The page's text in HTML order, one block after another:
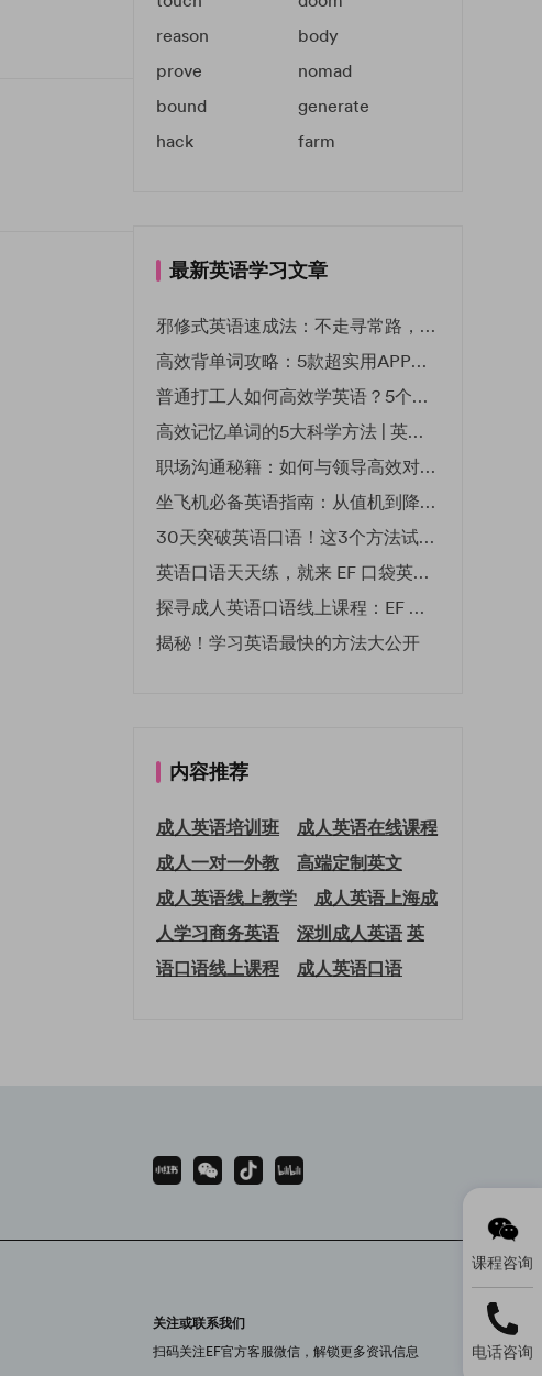
reason
body
prove
nomad
bound
generate
hack
farm
最新英语学习文章
邪修式英语速成法：不走寻常路，英语战力狂飙！
高效背单词攻略：5款超实用APP推荐 | EF英孚教育
普通打工人如何高效学英语？5个实用技巧助你突破职场瓶颈
高效记忆单词的5大科学方法 | 英语学习必备技巧
职场沟通秘籍：如何与领导高效对话 | EF英孚职场指南
坐飞机必备英语指南：从值机到降落的全流程表达
30天突破英语口语！这3个方法试过的人都说有效
英语口语天天练，就来 EF 口袋英语微信小程序
探寻成人英语口语线上课程：EF 英孚教育凭什么领航
揭秘！学习英语最快的方法大公开
内容推荐
成人英语培训班
成人英语在线课程
成人一对一外教
高端定制英文
成人英语线上教学
成人英语上海成
人学习商务英语
深圳成人英语英
语口语线上课程
成人英语口语
关注或联系我们
扫码关注EF官方客服微信，解锁更多资讯信息
课程咨询
电话咨询